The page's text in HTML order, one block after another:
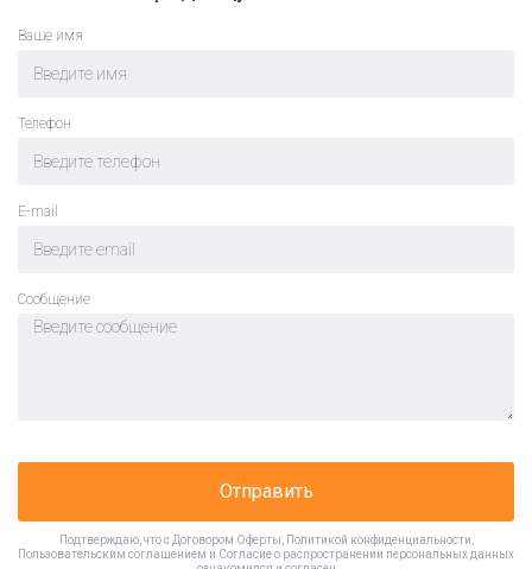
Ваше имя
Телефон
E-mail
Cообщение
Отправить
Подтверждаю, что с Договором Оферты Политикой конфиденциальности
Пользовательским соглашением и Согласие о распространении персональных данных